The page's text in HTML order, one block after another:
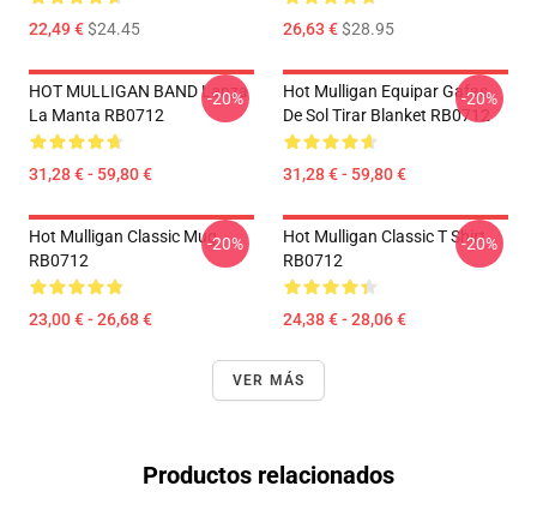
22,49 €$24.45 26,63 €$28.95
HOT MULLIGAN BAND Lanza
La Manta RB0712
31,28 € - 59,80 €
-20%
Hot Mulligan Equipar Gafas
De Sol Tirar Blanket RB0712
31,28 € - 59,80 €
-20%
Hot Mulligan Classic Mug
RB0712
23,00 € - 26,68 €
-20%
Hot Mulligan Classic T Shirt
RB0712
24,38 € - 28,06 €
-20%
VER MÁS
Productos relacionados